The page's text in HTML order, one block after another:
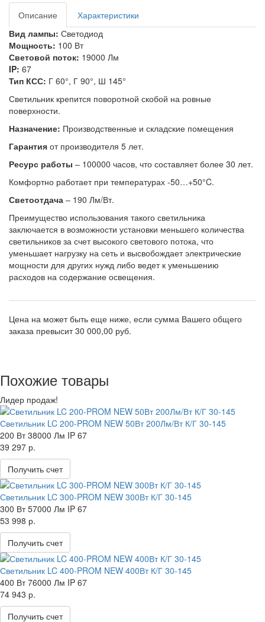
Описание
Характеристики
Вид лампы: Светодиод
Мощность: 100 Вт
Световой поток: 19000 Лм
IP: 67
Тип КСС: Г 60°, Г 90°, Ш 145°
Светильник крепится поворотной скобой на ровные
поверхности.
Назначение: Производственные и складские помещения
Гарантия от производителя 5 лет.
Ресурс работы – 100000 часов, что составляет более 30 лет.
Комфортно работает при температурах -50…+50°C.
Светоотдача – 190 Лм/Вт.
Преимущество использования такого светильника
заключается в возможности установки меньшего количества
светильников за счет высокого светового потока, что
уменьшает нагрузку на сеть и высвобождает электрические
мощности для других нужд либо ведет к уменьшению
расходов на содержание освещения.
Цена на может быть еще ниже, если сумма Вашего общего
заказа превысит 30 000,00 руб.
Похожие товары
Лидер продаж!
Светильник LC 200-PROM NEW 50Вт 200Лм/Вт К/Г 30-145
200 Вт 38000 Лм IP 67
39 297 р.
Получить счет
Светильник LC 300-PROM NEW 300Вт К/Г 30-145
300 Вт 57000 Лм IP 67
53 998 р.
Получить счет
Светильник LC 400-PROM NEW 400Вт К/Г 30-145
400 Вт 76000 Лм IP 67
74 943 р.
Получить счет